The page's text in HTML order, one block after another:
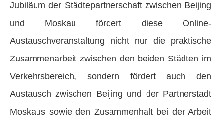
Jubiläum der Städtepartnerschaft zwischen Beijing
und Moskau fördert diese Online-
Austauschveranstaltung nicht nur die praktische
Zusammenarbeit zwischen den beiden Städten im
Verkehrsbereich, sondern fördert auch den
Austausch zwischen Beijing und der Partnerstadt
Moskaus sowie den Zusammenhalt bei der Arbeit